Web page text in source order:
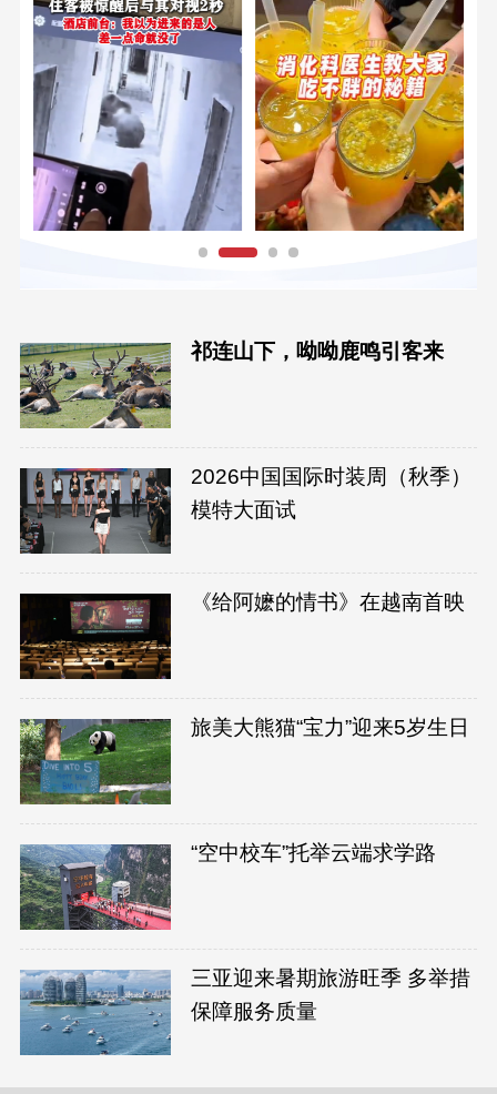
祁连山下，呦呦鹿鸣引客来
2026中国国际时装周（秋季）
模特大面试
《给阿嬷的情书》在越南首映
旅美大熊猫“宝力”迎来5岁生日
“空中校车”托举云端求学路
三亚迎来暑期旅游旺季 多举措
保障服务质量